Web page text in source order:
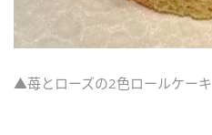
▲苺とローズの2色ロールケーキ